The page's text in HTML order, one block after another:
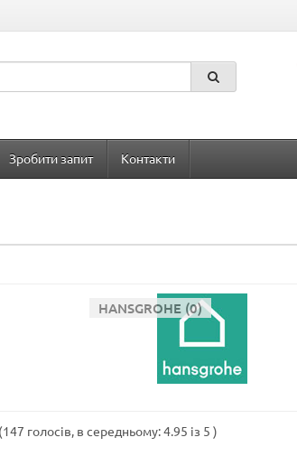
Зробити запит Контакти
HANSGROHE (0)
(147 голосів, в середньому:4.95 із 5 )